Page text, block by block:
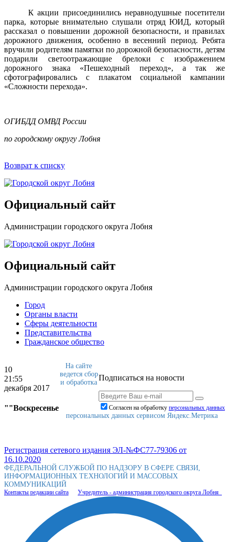
К акции присоединились неравнодушные посетители
парка, которые внимательно слушали отряд ЮИД, который
рассказал о повышении дорожной безопасности, и правилах
дорожного движения, особенно в весенний период. Ребята
вручили родителям памятки по дорожной безопасности, детям
подарили светоотражающие брелоки с изображением
дорожного знака «Пешеходный переход», а так же
сфотографировались с плакатом социальной кампании
«Сложности перехода».
ОГИБДД ОМВД России
по городскому округу Лобня
Возврат к списку
Официальный сайт
Администрации городского округа Лобня
Официальный сайт
Администрации городского округа Лобня
Город
Органы власти
Сферы деятельности
Представительства
Гражданское общество
10
21:55
декабря 2017
""Воскресенье
Подписаться на новости
Согласен на обработку персональныx данных
На сайте
ведется сбор
и обработка
персональных данных сервисом Яндекс.Метрика
Регистрация сетевого издания ЭЛ-№ФС77-79306 от
16.10.2020
ФЕДЕРАЛЬНОЙ СЛУЖБОЙ ПО НАДЗОРУ В СФЕРЕ СВЯЗИ,
ИНФОРМАЦИОННЫХ ТЕХНОЛОГИЙ И МАССОВЫХ
КОММУНИКАЦИЙ
Контакты редакции сайта Учредитель - администрация городского округа Лобня